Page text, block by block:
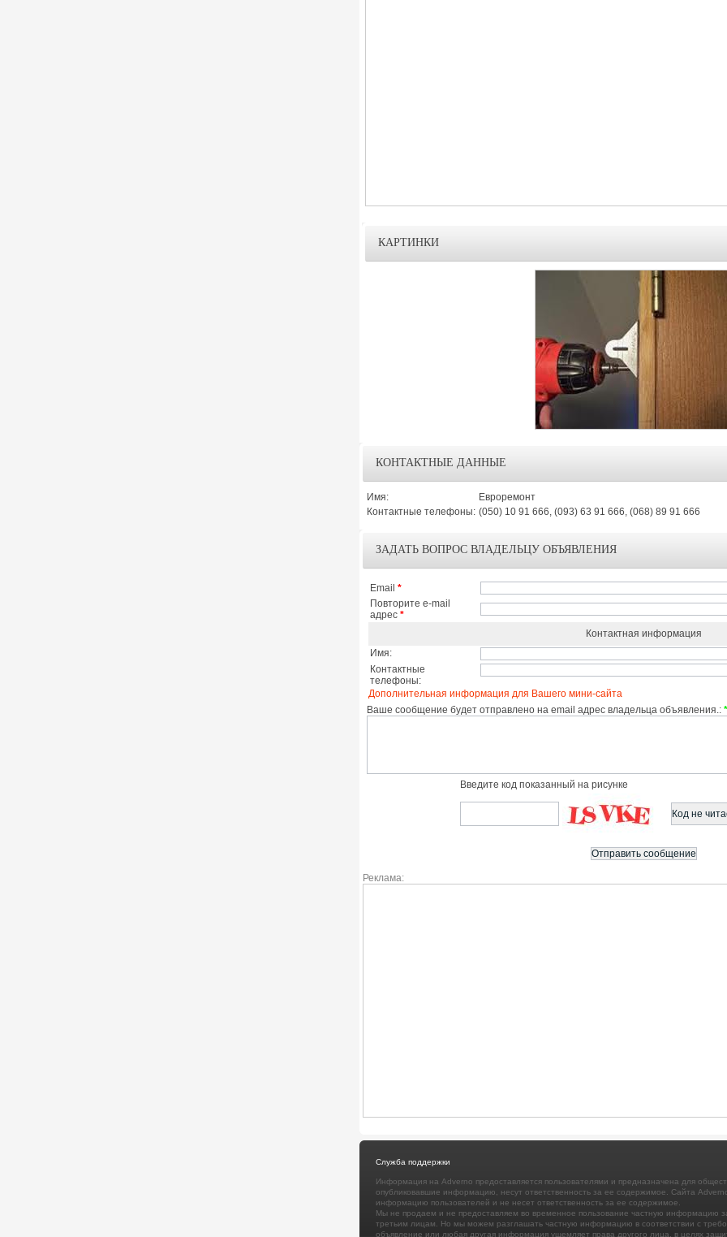
КАРТИНКИ
КОНТАКТНЫЕ ДАННЫЕ
Имя:
Евроремонт
Контактные телефоны: (050) 10 91 666, (093) 63 91 666, (068) 89 91 666
ЗАДАТЬ ВОПРОС ВЛАДЕЛЬЦУ ОБЪЯВЛЕНИЯ
Email *
Повторите e-mail
адрес *
Контактная информация
Имя:
Контактные
телефоны:
Дополнительная информация для Вашего мини-сайта
Ваше сообщение будет отправлено на email адрес владельца объявления.: *
Введите код показанный на рисунке
Реклама:
Служба поддержки
Информация на Adverno предоставляется пользователями и предназначена для
опубликовавшие информацию, несут ответственность за ее содержимое. Сайта
информацию пользователей и не несет ответственность за ее содержимое.
Мы не продаем и не предоставляем во временное пользование частную информацию
третьим лицам. Но мы можем разглашать частную информацию в соответствии с
объявление или любая другая информация ущемляет права другого лица, в целях